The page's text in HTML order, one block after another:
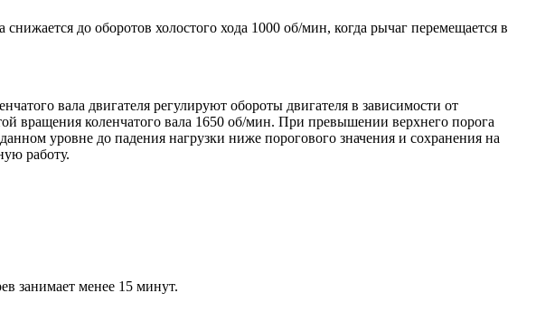
до оборотов холостого хода 1000 об/мин, когда рычаг перемещается в
вала двигателя регулируют обороты двигателя в зависимости от
вращения коленчатого вала 1650 об/мин. При превышении верхнего порога
уровне до падения нагрузки ниже порогового значения и сохранения на
работу.
занимает менее 15 минут.